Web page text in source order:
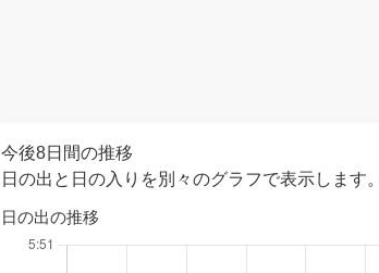
今後8日間の推移
日の出と日の入りを別々のグラフで表示します。
日の出の推移